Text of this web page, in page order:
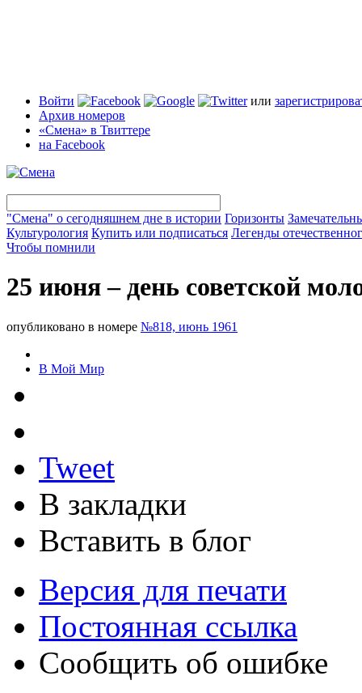
Войти или
Архив номеров
«Смена» в Твиттере
на Facebook
"Смена" о сегодняшнем дне в истории Горизонты
Культурология Купить или подписаться Легенды
Чтобы помнили
25 июня – день советской
опубликовано в номере №818, июнь 1961
В Мой Мир
Tweet
В закладки
Вставить в блог
Версия для печати
Постоянная ссылка
Сообщить об ошибке